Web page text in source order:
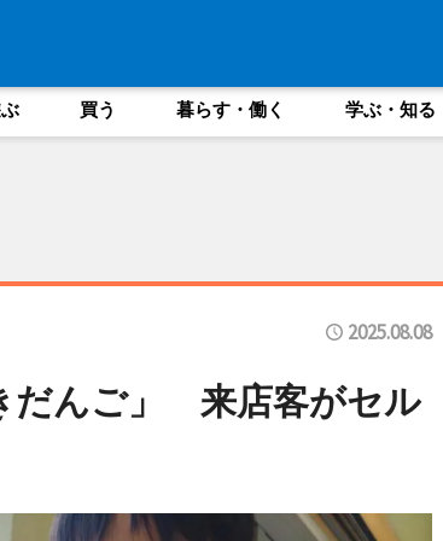
買う 暮らす・働く 学ぶ・知る
2025.08.08
だんご」 来店客がセル